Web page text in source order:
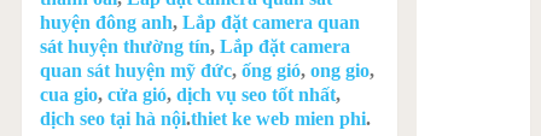
huyện đông anh, Lắp đặt camera quan
sát huyện thường tín, Lắp đặt camera
quan sát huyện mỹ đức, ống gió, ong gio,
cua gio, cửa gió, dịch vụ seo tốt nhất,
dịch seo tại hà nội.thiet ke web mien phi.